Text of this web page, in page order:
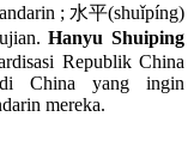
; 水平(shuǐpíng)
Hanyu Shuiping
Republik China
China yang ingin
mereka.